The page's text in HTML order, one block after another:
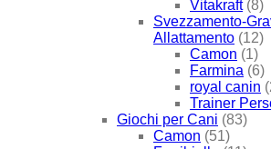
Vitakraft (8)
Svezzamento-
Allattamento (12)
Camon (1)
Farmina (6)
royal canin
Trainer
Giochi per Cani (83)
Camon (51)